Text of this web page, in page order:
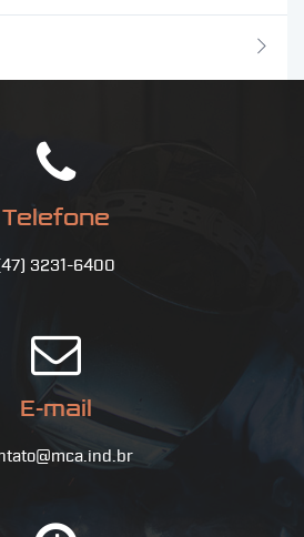
Telefone
3231-6400
E-mail